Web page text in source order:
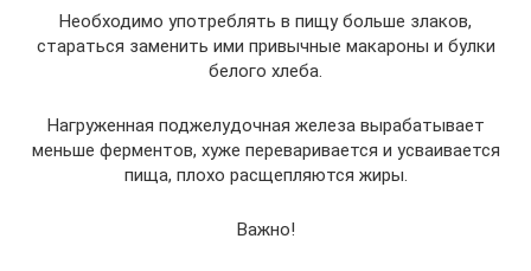
Необходимо употреблять в пищу больше злаков,
стараться заменить ими привычные макароны и булки
белого хлеба.
Нагруженная поджелудочная железа вырабатывает
меньше ферментов, хуже переваривается и усваивается
пища, плохо расщепляются жиры.
Важно!